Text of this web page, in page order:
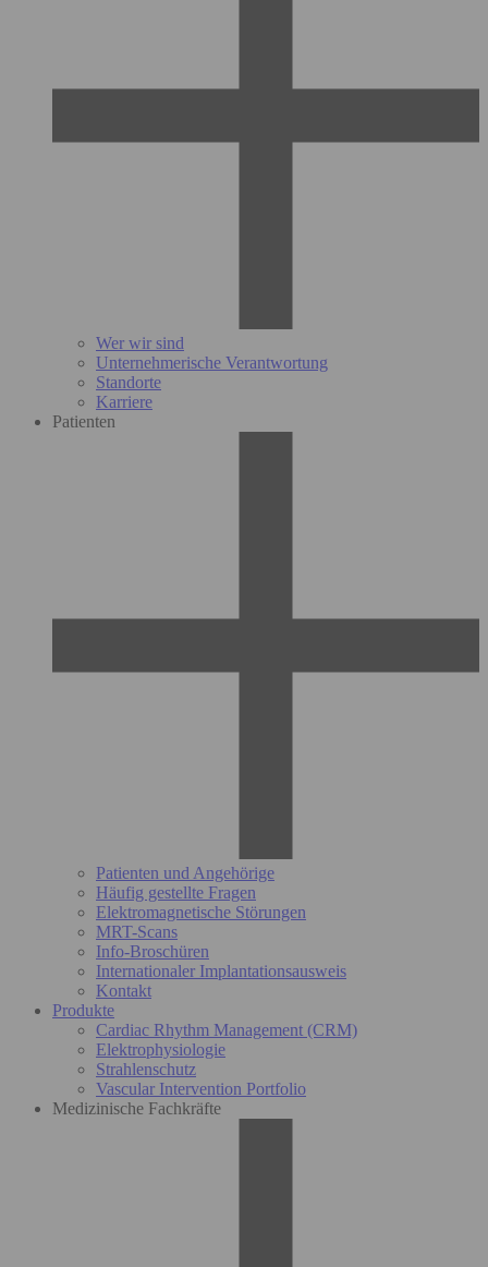
Wer wir sind
Unternehmerische Verantwortung
Standorte
Karriere
Patienten
Patienten und Angehörige
Häufig gestellte Fragen
Elektromagnetische Störungen
MRT-Scans
Info-Broschüren
Internationaler Implantationsausweis
Kontakt
Produkte
Cardiac Rhythm Management (CRM)
Elektrophysiologie
Strahlenschutz
Vascular Intervention Portfolio
Medizinische Fachkräfte